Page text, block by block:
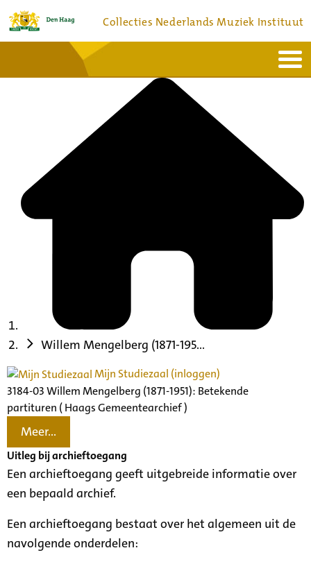
Collecties Nederlands Muziek Instituut
Bronnen en collecties
Willem Mengelberg (1871-195...
Mijn Studiezaal (inloggen)
3184-03 Willem Mengelberg (1871-1951): Betekende
partituren ( Haags Gemeentearchief )
Meer...
Uitleg bij archieftoegang
Een archieftoegang geeft uitgebreide informatie over
een bepaald archief.
Een archieftoegang bestaat over het algemeen uit de
navolgende onderdelen: